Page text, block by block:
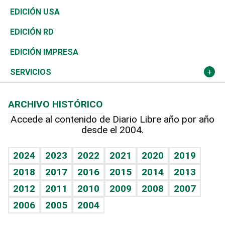
Reportajes
África
Ocenanía
Caribe
Resto del mundo
Vivienda
Telecom.
Global y variable
Economía personal
Buena Vida
Sociales
Novedades
Podcast Arte Libre
Hablando con el pediatra
Vida y familia
Eñe
Celebrando la vida
Sin complejos
Ciclismo
Tenis
Olimpismo
Más deportes
BRV
TBT Deportivo
De buena tinta
En Directo
Frente al Statu Quo
El Espía
Columnistas
Más firmas
Tecnología
Historia
Despertando al gigante
Cambio climático
Economía
Revista
Deportes
Opinión
Hecho en casa
Guía del dinero
EDICIÓN USA
EDICIÓN RD
EDICIÓN IMPRESA
SERVICIOS
Cumpleaños
Horóscopos
Juegos
ARCHIVO HISTÓRICO
Accede al contenido de Diario Libre año por año
desde el 2004.
2024 2023 2022 2021 2020
2019
2018
2017 2016 2015 2014
2013
2012
2011 2010 2009 2008
2007
2006
2005 2004